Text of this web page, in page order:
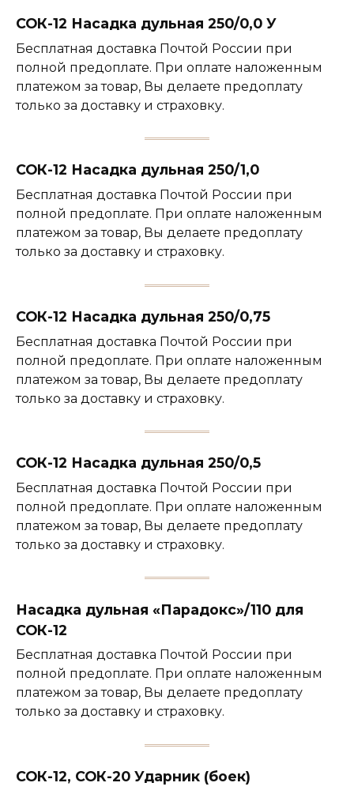
СОК-12 Насадка дульная 250/0,0 У
Бесплатная доставка Почтой России при
полной предоплате. При оплате наложенным
платежом за товар, Вы делаете предоплату
только за доставку и страховку.
СОК-12 Насадка дульная 250/1,0
Бесплатная доставка Почтой России при
полной предоплате. При оплате наложенным
платежом за товар, Вы делаете предоплату
только за доставку и страховку.
СОК-12 Насадка дульная 250/0,75
Бесплатная доставка Почтой России при
полной предоплате. При оплате наложенным
платежом за товар, Вы делаете предоплату
только за доставку и страховку.
СОК-12 Насадка дульная 250/0,5
Бесплатная доставка Почтой России при
полной предоплате. При оплате наложенным
платежом за товар, Вы делаете предоплату
только за доставку и страховку.
Насадка дульная «Парадокс»/110 для
СОК-12
Бесплатная доставка Почтой России при
полной предоплате. При оплате наложенным
платежом за товар, Вы делаете предоплату
только за доставку и страховку.
СОК-12, СОК-20 Ударник (боек)